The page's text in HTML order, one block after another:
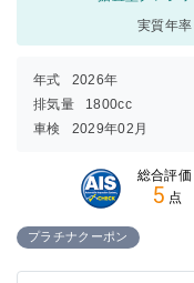
実質年率
年式 2026年
排気量
1800cc
車検
2029年02月
総合評価
5 点
プラチナクーポン